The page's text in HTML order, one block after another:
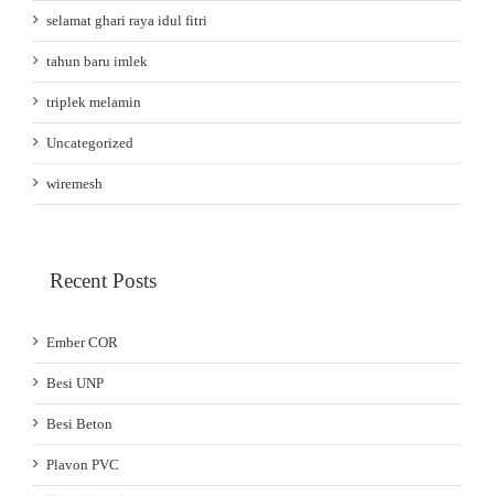
selamat ghari raya idul fitri
tahun baru imlek
triplek melamin
Uncategorized
wiremesh
Recent Posts
Ember COR
Besi UNP
Besi Beton
Plavon PVC